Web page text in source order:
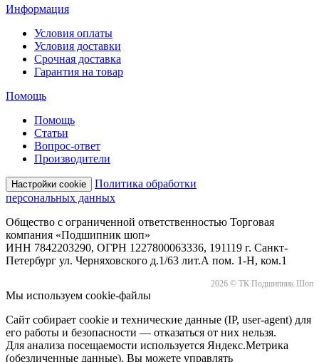
Информация
Условия оплаты
Условия доставки
Срочная доставка
Гарантия на товар
Помощь
Помощь
Статьи
Вопрос-ответ
Производители
Настройки cookie
Политика обработки
персональных данных
Общество с ограниченной ответственностью Торговая
компания «Подшипник шоп»
ИНН 7842203290, ОГРН 1227800063336, 191119 г. Санкт-
Петербург ул. Черняховского д.1/63 лит.А пом. 1-Н, ком.1
2026 © ТК Подшипник Шоп
Мы используем cookie-файлы
Сайт собирает cookie и технические данные (IP, user-agent) для
его работы и безопасности — отказаться от них нельзя.
Для анализа посещаемости используется Яндекс.Метрика
(обезличенные данные). Вы можете управлять